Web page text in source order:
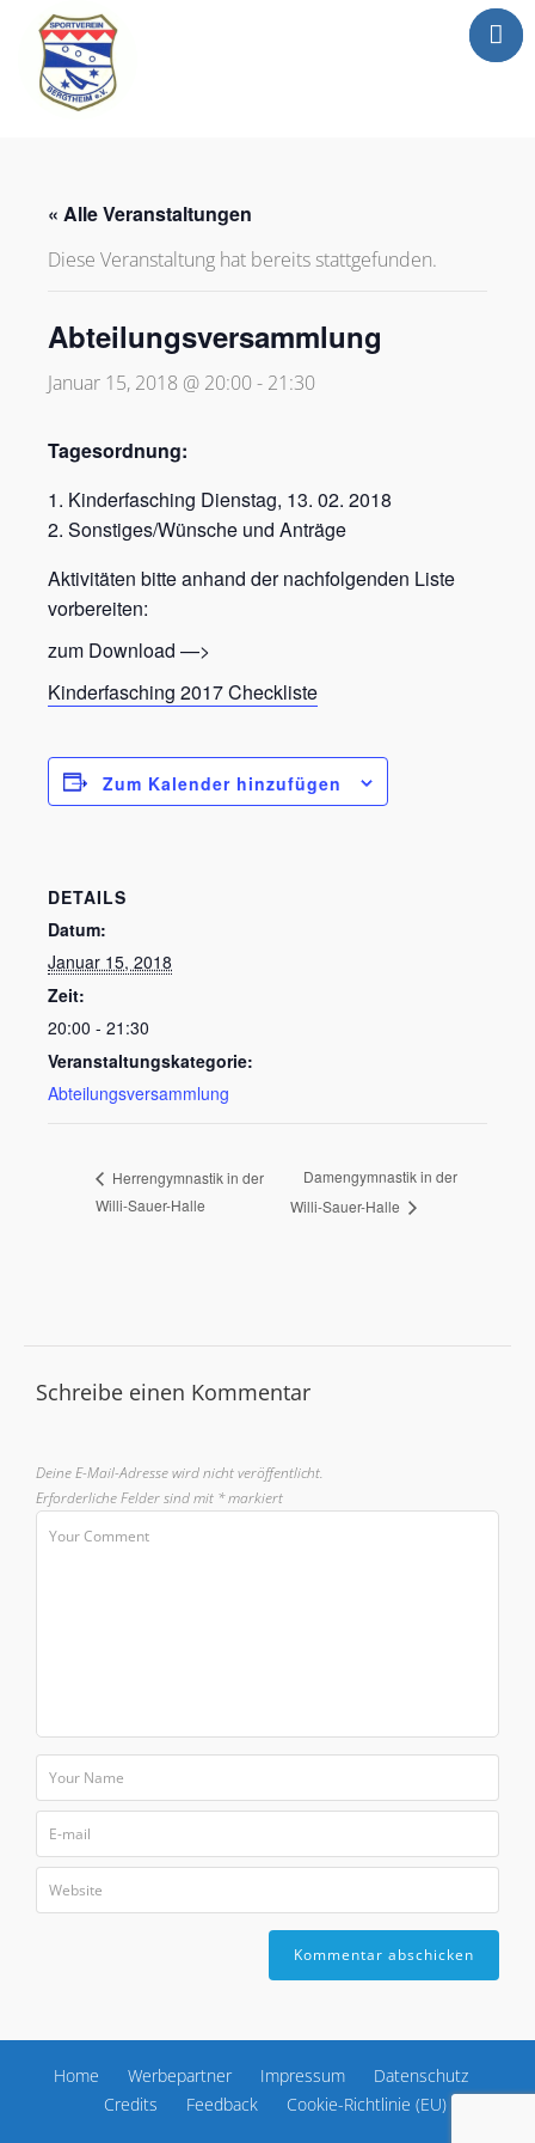
Abteilungen
Sportgaststätte
Anträge
Media
Kontakt
« Alle Veranstaltungen
Diese Veranstaltung hat bereits stattgefunden.
Abteilungsversammlung
Januar 15, 2018 @ 20:00- 21:30
Tagesordnung:
Kinderfasching Dienstag, 13. 02. 2018
Sonstiges/Wünsche und Anträge
Aktivitäten bitte anhand der nachfolgenden Liste
vorbereiten:
zum Download —>
Kinderfasching 2017 Checkliste
Zum Kalender hinzufügen
DETAILS
Datum:
Januar 15, 2018
Zeit:
20:00 - 21:30
Veranstaltungskategorie:
Abteilungsversammlung
Herrengymnastik in der
Willi-Sauer-Halle
Damengymnastik in der
Willi-Sauer-Halle
Schreibe einen Kommentar
Deine E-Mail-Adresse wird nicht veröffentlicht.
Erforderliche Felder sind mit *markiert
Home Werbepartner Impressum
Datenschutz
Credits
Feedback
Cookie-Richtlinie (EU)